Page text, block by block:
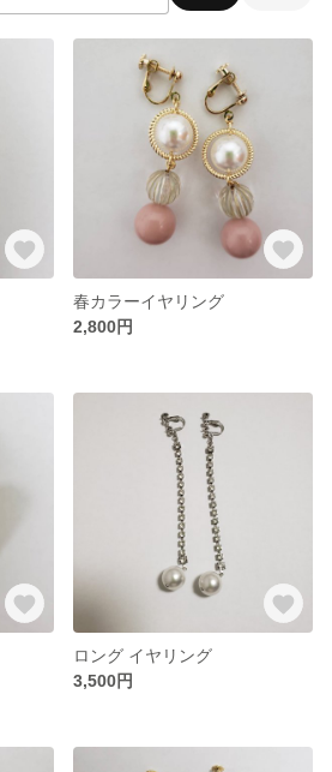
春カラーイヤリング
2,800円
ロング イヤリング
3,500円